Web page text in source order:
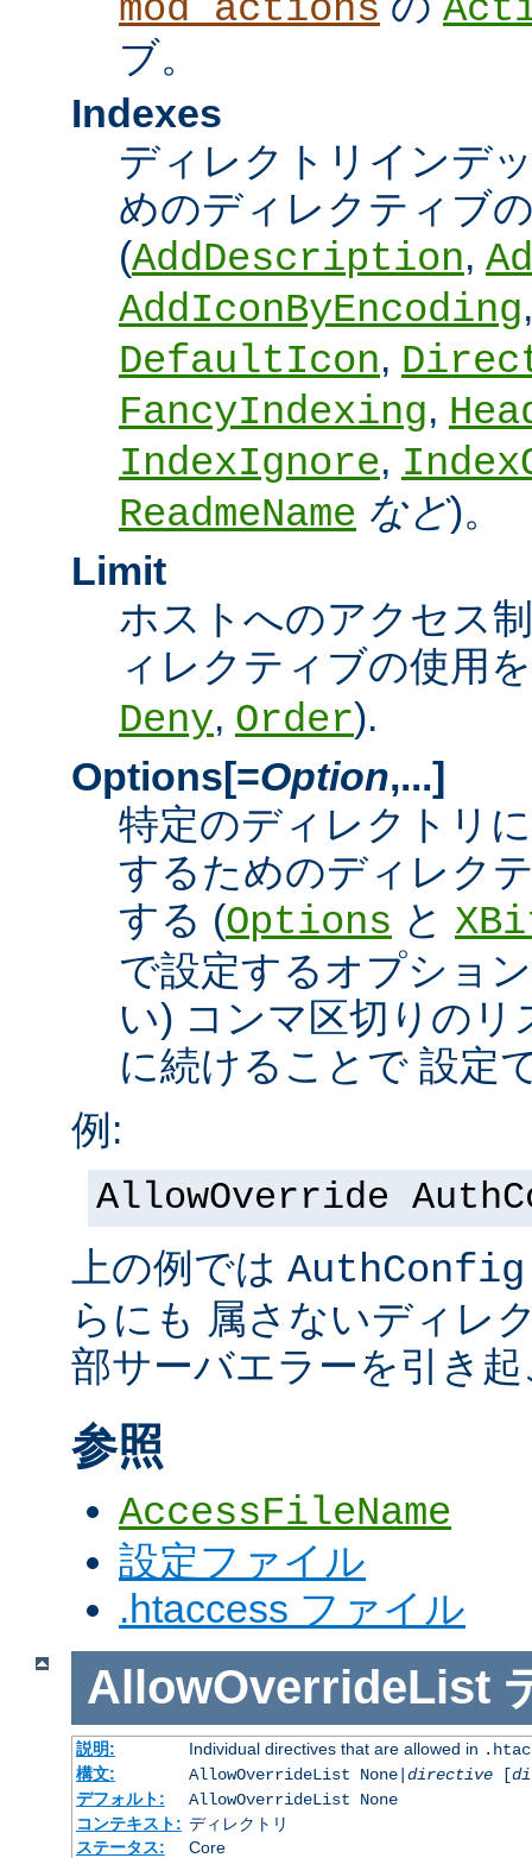
mod_actions
ブ。
Indexes
ディレクトリインデ
めのディレクティブ
(AddDescription,
AddIconByEncoding
DefaultIcon,
FancyIndexing,
IndexIgnore,
ReadmeName など)。
Limit
ホストへのアクセス
ィレクティブの使用
Deny, Order).
Options[=Option,...]
特定のディレクトリ
するためのディレク
する (Options と
で設定するオプショ
い) コンマ区切りの
に続けることで 設定
例:
AllowOverride
上の例では AuthConfig
らにも 属さないディレ
部サーバエラーを引き
参照
AccessFileName
設定ファイル
.htaccess ファイル
AllowOverrideList
説明: Individual directives that are allowed in
構文:
AllowOverrideList None| directive[
デフォルト:
AllowOverrideList None
コンテキスト: ディレクトリ
ステータス:
Core